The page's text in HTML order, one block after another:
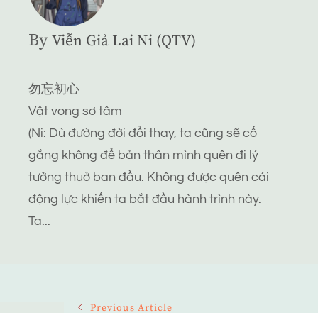
By Viễn Giả Lai Ni (QTV)
勿忘初心
Vật vong sơ tâm
(Ni: Dù đường đời đổi thay, ta cũng sẽ cố
gắng không để bản thân mình quên đi lý
tưởng thuở ban đầu. Không được quên cái
động lực khiến ta bắt đầu hành trình này.
Ta...
Previous Article